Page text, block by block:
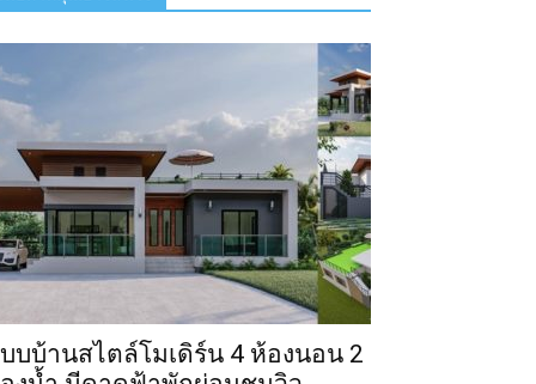
บบ้านสไตล์โมเดิร์น 4 ห้องนอน 2